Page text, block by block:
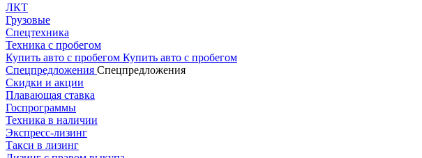
ЛКТ
Грузовые
Спецтехника
Техника с пробегом
Купить авто с пробегом Купить авто с пробегом
Спецпредложения Спецпредложения
Скидки и акции
Плавающая ставка
Госпрограммы
Техника в наличии
Экспресс-лизинг
Такси в лизинг